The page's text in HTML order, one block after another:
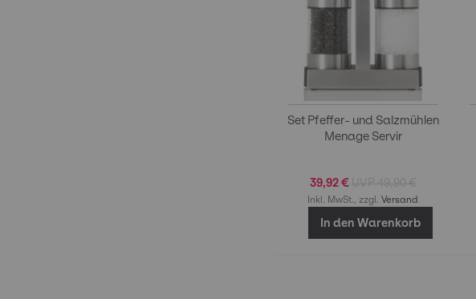
Set Pfeffer- und Salzmühlen
Menage Servir
39,92 €
Inkl. MwSt., zzgl.Versand
In den Warenkorb